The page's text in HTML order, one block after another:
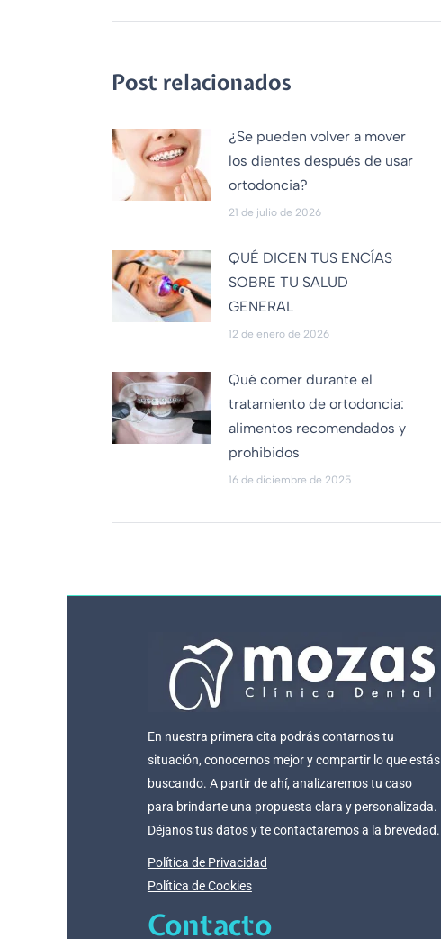
Post relacionados
¿Se pueden volver a mover
los dientes después de usar
ortodoncia?
21 de julio de 2026
QUÉ DICEN TUS ENCÍAS
SOBRE TU SALUD
GENERAL
12 de enero de 2026
Qué comer durante el
tratamiento de ortodoncia:
alimentos recomendados y
prohibidos
16 de diciembre de 2025
En nuestra primera cita podrás contarnos tu
situación, conocernos mejor y compartir lo que estás
buscando. A partir de ahí, analizaremos tu caso
para brindarte una propuesta clara y personalizada.
Déjanos tus datos y te contactaremos a la brevedad.
Política de Privacidad
Política de Cookies
Contacto